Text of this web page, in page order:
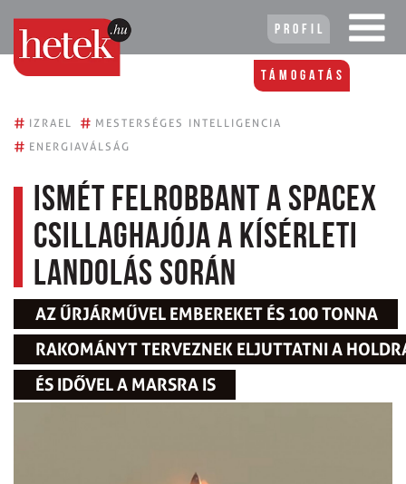
Profil
Támogatás
# IZRAEL # MESTERSÉGES INTELLIGENCIA
# ENERGIAVÁLSÁG
Ismét felrobbant a SpaceX
Csillaghajója a kísérleti
landolás során
AZ ŰRJÁRMŰVEL EMBEREKET ÉS 100 TONNA
RAKOMÁNYT TERVEZNEK ELJUTTATNI A
ÉS IDŐVEL A MARSRA IS